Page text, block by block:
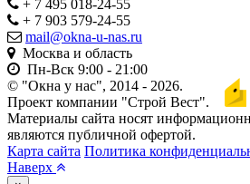
+ 7 495 018-24-55
+ 7 903 579-24-55
mail@okna-u-nas.ru
Москва и область
Пн-Вск 9:00 - 21:00
© "Окна у нас", 2014 - 2026.
Проект компании "Строй Вест".
Материалы сайта носят
являются публичной офертой.
Карта сайта Политика
Наверх